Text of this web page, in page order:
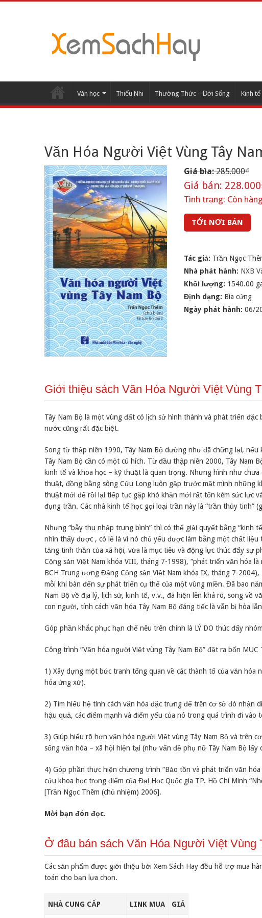
Văn học Thiếu Nhi Thường Thức – Đời Sống Kinh tế
Văn Hóa Người Việt Vùng Tây
Giá bìa:285.000₫
Giá bán:
Tình trạng: Còn hàng
TỚI NƠI BÁN
Tác giả: Trần Ngọc
Nhà phát hành: NXB
Khối lượng: 1540.00
Định dạng: Bìa cứng
Ngày phát hành: 06/
Giới thiệu sách Văn Hóa Người Việt Vùng
Tây Nam Bộ là một vùng đất có lịch sử hình thành và phát triển
nước cũng rất đặc biệt.
Song từ thập niên 1990, Tây Nam Bộ dường như đã chững lại,
Tây Nam Bộ cần có một cú hích. Từ đầu thập niên 2000, Tây
kinh tế và khoa học – kỹ thuật là quan trọng. Nhưng hình như
thuật, đồng bằng sông Cửu Long luôn gặp trước mặt mình những
thuật mới để rồi lại tiếp tục gặp khó khăn mới rất tốn kém sức lực
đụng trần. Các nhà kinh tế học gọi loại trần này là “trần thủy tinh”
Nhưng “bẫy thu nhập trung bình” thì có thể giải quyết bằng “kinh
nhìn thấy được , có lẽ là vì nó chủ yếu được làm bằng một chất
tảng tinh thần của xã hội, vừa là mục tiêu và động lực thúc đẩy sự
Cộng sản Việt Nam khóa VIII, tháng 7-1998), “phát triển văn hóa
BCH Trung ương Đảng Cộng sản Việt Nam khóa IX, tháng 7-
mỗi khi bàn đến sự phát triển cụ thể của một vùng miền. Đã bao
Nam Bộ về địa lý, lịch sử, kinh tế, v.v., đã hiện lên khá rõ, song về
con người, tính cách văn hóa Tây Nam Bộ đáng tiếc là vẫn bị hòa
Góp phần khắc phục hạn chế nêu trên chính là LÝ DO thúc đẩy
Công trình “Văn hóa người Việt vùng Tây Nam Bộ” đặt ra bốn MỤC
1) Xây dựng một bức tranh tổng quan về các thành tố của văn
hóa ứng xử).
2) Tìm hiểu hệ tính cách văn hóa đặc trưng để trên cơ sở đó nhận
hậu quả, các điểm mạnh và điểm yếu của nó trong quá trình đi vào
3) Giúp hiểu rõ hơn văn hóa người Việt vùng Tây Nam Bộ và trên
sống văn hóa – xã hội hiện tại (như vấn đề phụ nữ Tây Nam Bộ
4) Góp phần thực hiện chương trình “Bảo tồn và phát triển văn
cứu khoa học trọng điểm của Đại Học Quốc gia TP. Hồ Chí Minh
[Trần Ngọc Thêm (chủ nhiệm) 2006].
Mời bạn đón đọc.
Ở đâu bán sách Văn Hóa Người Việt Vùng
Các sản phẩm được giới thiệu bởi Xem Sách Hay đều hỗ trợ mua
toán cho bạn lựa chọn.
NHÀ CUNG CẤP LINK MUA GIÁ